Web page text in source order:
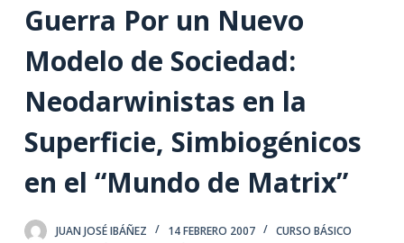
e
n
o
Guerra Por un Nuevo
Modelo de Sociedad:
Neodarwinistas en la
Superficie, Simbiogénicos
en el “Mundo de Matrix”
JUAN JOSÉ IBÁÑEZ 14 FEBRERO 2007
CURSO BÁSICO